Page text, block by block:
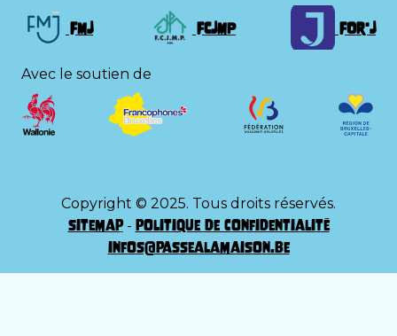
FMJ FCJMP FOr'J
Avec le soutien de
Copyright © 2025. Tous droits réservés.
sitemap- politique de confidentialité
infos@passealamaison.be